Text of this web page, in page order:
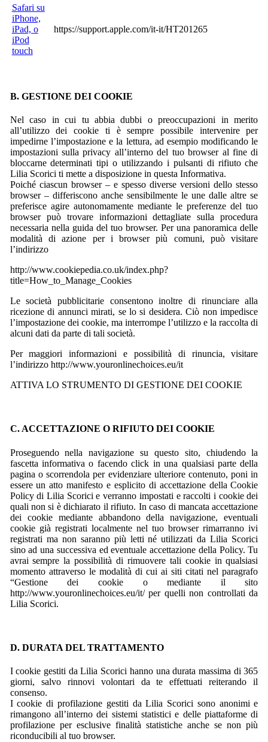
Safari su
iPhone,
iPad, o
iPod
touch
https://support.apple.com/it-it/HT201265
B. GESTIONE DEI COOKIE
Nel caso in cui tu abbia dubbi o preoccupazioni in merito
all’utilizzo dei cookie ti è sempre possibile intervenire per
impedirne l’impostazione e la lettura, ad esempio modificando le
impostazioni sulla privacy all’interno del tuo browser al fine di
bloccarne determinati tipi o utilizzando i pulsanti di rifiuto che
Lilia Scorici ti mette a disposizione in questa Informativa.
Poiché ciascun browser – e spesso diverse versioni dello stesso
browser – differiscono anche sensibilmente le une dalle altre se
preferisce agire autonomamente mediante le preferenze del tuo
browser può trovare informazioni dettagliate sulla procedura
necessaria nella guida del tuo browser. Per una panoramica delle
modalità di azione per i browser più comuni, può visitare
l’indirizzo
http://www.cookiepedia.co.uk/index.php?
title=How_to_Manage_Cookies
Le società pubblicitarie consentono inoltre di rinunciare alla
ricezione di annunci mirati, se lo si desidera. Ciò non impedisce
l’impostazione dei cookie, ma interrompe l’utilizzo e la raccolta di
alcuni dati da parte di tali società.
Per maggiori informazioni e possibilità di rinuncia, visitare
l’indirizzo http://www.youronlinechoices.eu/it
ATTIVA LO STRUMENTO DI GESTIONE DEI COOKIE
C. ACCETTAZIONE O RIFIUTO DEI COOKIE
Proseguendo nella navigazione su questo sito, chiudendo la
fascetta informativa o facendo click in una qualsiasi parte della
pagina o scorrendola per evidenziare ulteriore contenuto, poni in
essere un atto manifesto e esplicito di accettazione della Cookie
Policy di Lilia Scorici e verranno impostati e raccolti i cookie dei
quali non si è dichiarato il rifiuto. In caso di mancata accettazione
dei cookie mediante abbandono della navigazione, eventuali
cookie già registrati localmente nel tuo browser rimarranno ivi
registrati ma non saranno più letti né utilizzati da Lilia Scorici
sino ad una successiva ed eventuale accettazione della Policy. Tu
avrai sempre la possibilità di rimuovere tali cookie in qualsiasi
momento attraverso le modalità di cui ai siti citati nel paragrafo
“Gestione dei cookie o mediante il sito
http://www.youronlinechoices.eu/it/ per quelli non controllati da
Lilia Scorici.
D. DURATA DEL TRATTAMENTO
I cookie gestiti da Lilia Scorici hanno una durata massima di 365
giorni, salvo rinnovi volontari da te effettuati reiterando il
consenso.
I cookie di profilazione gestiti da Lilia Scorici sono anonimi e
rimangono all’interno dei sistemi statistici e delle piattaforme di
profilazione per esclusive finalità statistiche anche se non più
riconducibili al tuo browser.